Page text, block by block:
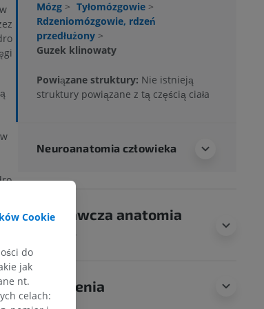
Mózg > Tyłomózgowie >
Rdzeniomózgowie, rdzeń
przedłużony >
Guzek klinowaty
Powiązane struktury: Nie istnieją
struktury powiązane z tą częścią ciała
Neuroanatomia człowieka
Porównawcza anatomia
Tłumaczenia
Cookie
do
jak
nt.
celach: